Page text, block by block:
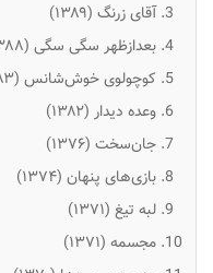
آقای زرنگ (۱۳۸۹)
بعدازظهر سگی سگی (۱۳۸۸)
کوچولوی خوش‌شانس (۱۳۸۳)
وعده دیدار (۱۳۸۲)
جان‌سخت (۱۳۷۶)
بازی‌های پنهان (۱۳۷۴)
لبه تیغ (۱۳۷۱)
مجسمه (۱۳۷۱)